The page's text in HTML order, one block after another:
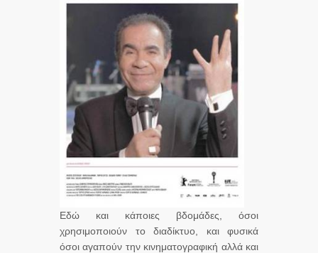
Εδώ και κάποιες βδομάδες, όσοι
χρησιμοποιούν το διαδίκτυο, και φυσικά
όσοι αγαπούν την κινηματογραφική αλλά και